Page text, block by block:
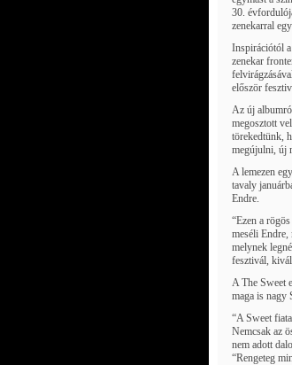
30.
zenekarral
Inspirációtól
zenekar
először
Az új
megosztott
törekedtünk,
megújulni, új
A lemezen
tavaly
Endre.
“Ezen a
meséli Endre,
melynek
fesztivál,
A The Sweet
maga is nagy
“A Sweet
Nemcsak az
nem adott
“Rengeteg